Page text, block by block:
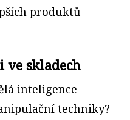
produktů
ve skladech
inteligence
techniky?